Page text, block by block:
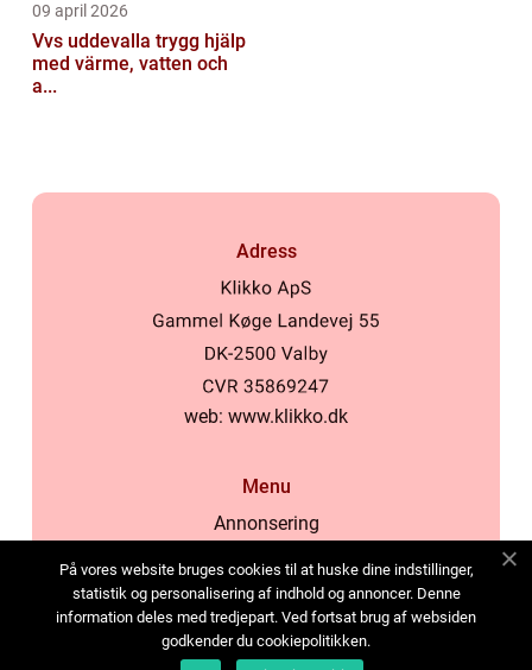
09 april 2026
Vvs uddevalla trygg hjälp
med värme, vatten och
a...
Adress
web: www.klikko.dk
Menu
Annonsering
Cookies
Kontakta oss
Sitemap
På vores website bruges cookies til at huske dine indstillinger,
statistik og personalisering af indhold og annoncer. Denne
information deles med tredjepart. Ved fortsat brug af websiden
godkender du cookiepolitikken.